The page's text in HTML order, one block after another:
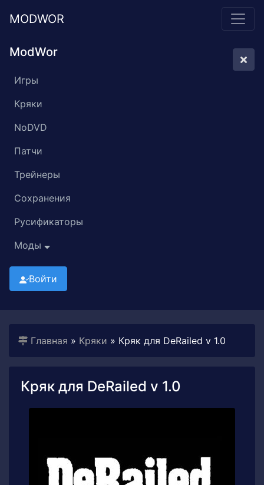
MODWOR
ModWor
Игры
Кряки
NoDVD
Патчи
Трейнеры
Сохранения
Русификаторы
Моды
Войти
Главная » Кряки » Кряк для DeRailed v 1.0
Кряк для DeRailed v 1.0